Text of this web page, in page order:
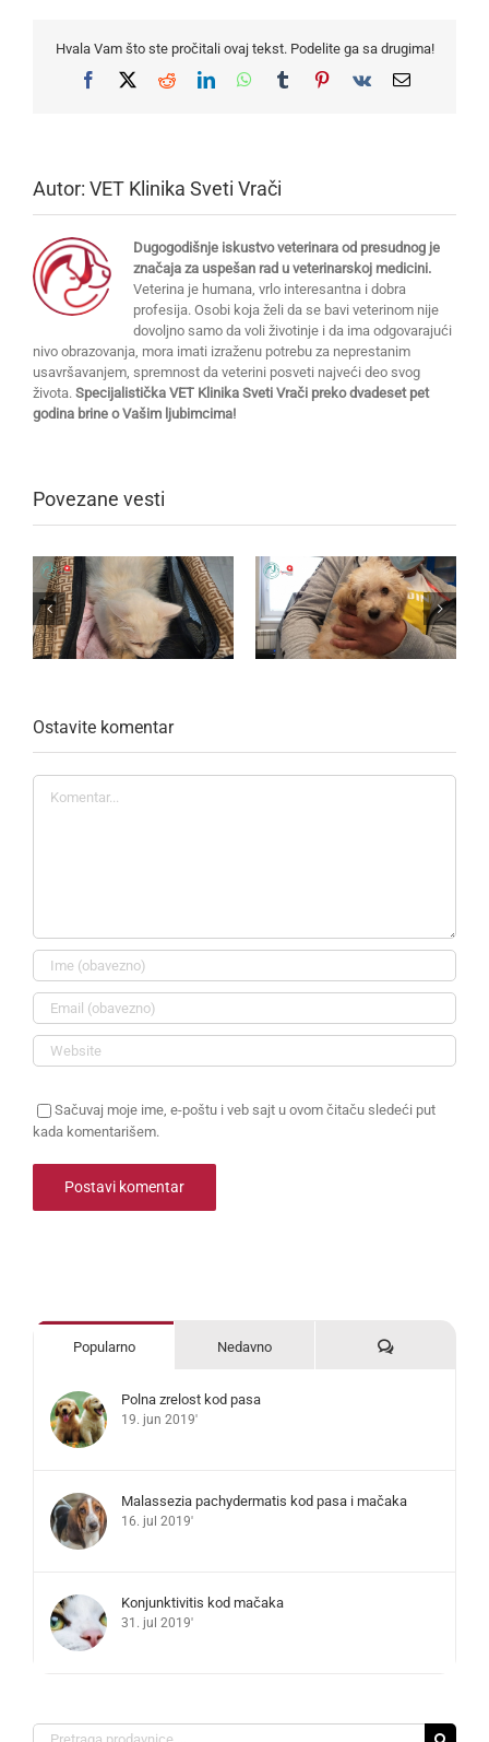
Hvala Vam što ste pročitali ovaj tekst. Podelite ga sa drugima!
Facebook
X RedditLinkedInWhatsApp
TumblrPinterest
Vk Email
Autor: VET Klinika Sveti Vrači
Dugogodišnje iskustvo veterinara od presudnog je
značaja za uspešan rad u veterinarskoj medicini.
Veterina je humana, vrlo interesantna i dobra
profesija. Osobi koja želi da se bavi veterinom nije
dovoljno samo da voli životinje i da ima odgovarajući
nivo obrazovanja, mora imati izraženu potrebu za neprestanim
usavršavanjem, spremnost da veterini posveti najveći deo svog
života. Specijalistička VET Klinika Sveti Vrači preko dvadeset pet
godina brine o Vašim ljubimcima!
Povezane vesti
Ostavite komentar
Komentar
Sačuvaj moje ime, e-poštu i veb sajt u ovom čitaču sledeći put
kada komentarišem.
Popularno Nedavno Komentari
Polna zrelost kod pasa
19. jun 2019'
Malassezia pachydermatis kod pasa i mačaka
16. jul 2019'
Konjunktivitis kod mačaka
31. jul 2019'
Search